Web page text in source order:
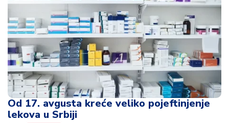
Od 17. avgusta kreće veliko pojeftinjenje
lekova u Srbiji